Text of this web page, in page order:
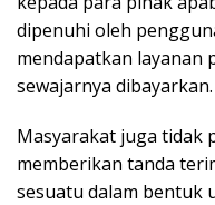
dipenuhi oleh
mendapatkan layanan
sewajarnya dibayarkan.
Masyarakat juga tidak
memberikan tanda
sesuatu dalam bentuk